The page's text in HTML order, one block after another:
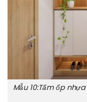
Mẫu 10:Tấm ốp